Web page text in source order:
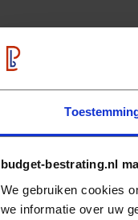
budget-bestrating.nl
We gebruiken cookies
we informatie over uw